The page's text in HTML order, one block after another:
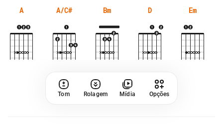
A A/C# Bm D Em
Tom Rolagem Mídia Opções